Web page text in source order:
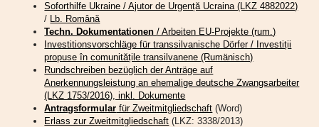
Engelsklang
Soforthilfe Ukraine / Ajutor de Urgență Ucraina (LKZ 4882022)
/ Lb. Română
Techn. Dokumentationen/ Arbeiten EU-Projekte (rum.)
Investitionsvorschläge für transsilvanische Dörfer / Investiții
propuse în comunitățile transilvanene (Rumänisch)
Rundschreiben bezüglich der Anträge auf
Anerkennungsleistung an ehemalige deutsche Zwangsarbeiter
(LKZ 1753/2016), inkl. Dokumente
Antragsformular für Zweitmitgliedschaft (Word)
Erlass zur Zweitmitgliedschaft (LKZ: 3338/2013)